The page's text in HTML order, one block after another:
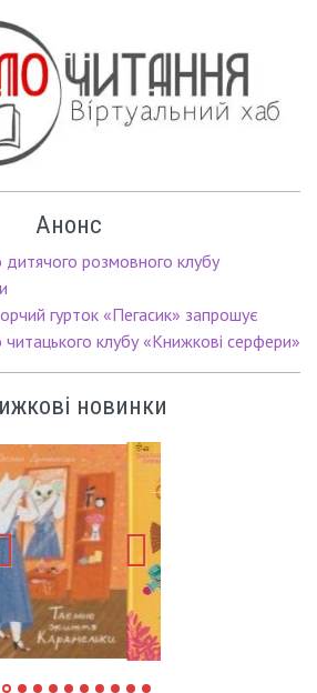
Анонс
розмовного клубу
гурток «Пегасик» запрошує
клубу «Книжкові серфери»
новинки